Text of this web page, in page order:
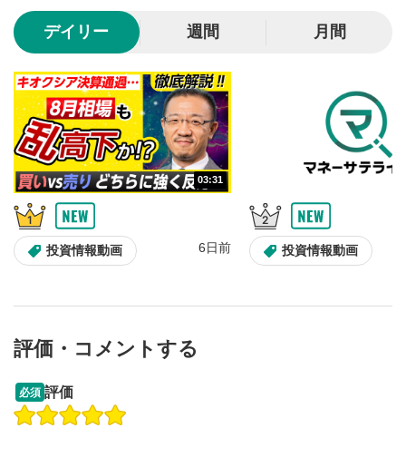
8
全画面表示
動画が全画面で表示されます。再度クリックすると元
のサイズに戻ります。
デイリー 週間 月間
03:31
投資情報動画 6日前 投資情報動画
操作説明動画
評価・コメントする
必須 評価